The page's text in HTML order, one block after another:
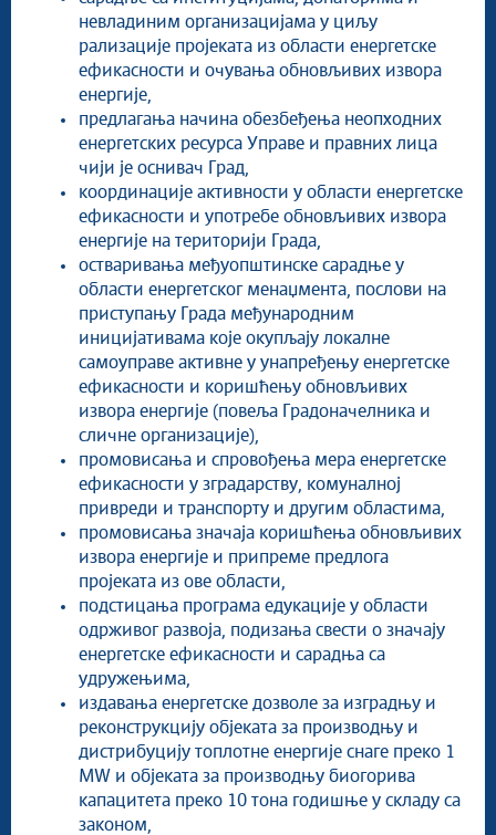
невладиним организацијама у циљу
рализације пројеката из области енергетске
ефикасности и очувања обновљивих извора
енергије,
предлагања начина обезбеђења неопходних
енергетских ресурса Управе и правних лица
чији је оснивач Град,
координације активности у области енергетске
ефикасности и употребе обновљивих извора
енергије на територији Града,
остваривања међуопштинске сарадње у
области енергетског менаџмента, послови на
приступању Града међународним
иницијативама које окупљају локалне
самоуправе активне у унапређењу енергетске
ефикасности и коришћењу обновљивих
извора енергије (повеља Градоначелника и
сличне организације),
промовисања и спровођења мера енергетске
ефикасности у зградарству, комуналној
привреди и транспорту и другим областима,
промовисања значаја коришћења обновљивих
извора енергије и припреме предлога
пројеката из ове области,
подстицања програма едукације у области
одрживог развоја, подизања свести о значају
енергетске ефикасности и сарадња са
удружењима,
издавања енергетске дозволе за изградњу и
реконструкцију објеката за производњу и
дистрибуцију топлотне енергије снаге преко 1
МW и објеката за производњу биогорива
капацитета преко 10 тона годишње у складу са
законом,